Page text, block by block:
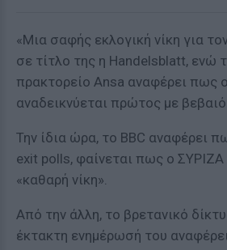
«Μια σαφής εκλογική νίκη για
σε τίτλο της η Handelsblatt, ενώ
πρακτορείο Ansa αναφέρει πως
αναδεικνύεται πρώτος με
Την ίδια ώρα, το BBC αναφέρει
exit polls, φαίνεται πως ο ΣΥΡΙΖΑ
«καθαρή νίκη».
Από την άλλη, το βρετανικό
έκτακτη ενημέρωσή του